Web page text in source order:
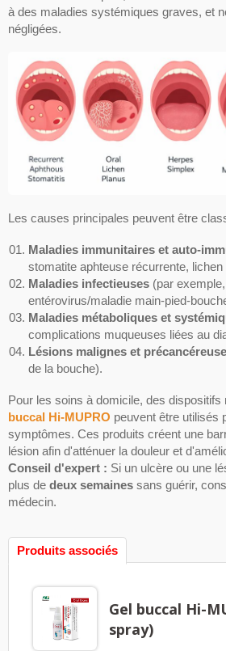
à des maladies systémiques graves, et
négligées.
Les causes principales peuvent être
Maladies immunitaires et auto-
stomatite aphteuse récurrente, lichen
Maladies infectieuses (par
entérovirus/maladie main-pied-
Maladies métaboliques et
complications muqueuses liées au
Lésions malignes et
de la bouche).
Pour les soins à domicile, des
buccal Hi-MUPRO peuvent être utilisés
symptômes. Ces produits créent une
lésion afin d'atténuer la douleur et
Conseil d'expert : Si un ulcère ou une
plus de deux semaines sans guérir,
médecin.
Produits associés
Gel buccal Hi-
spray)